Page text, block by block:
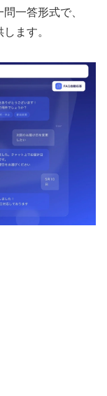
一答形式で、
ます。